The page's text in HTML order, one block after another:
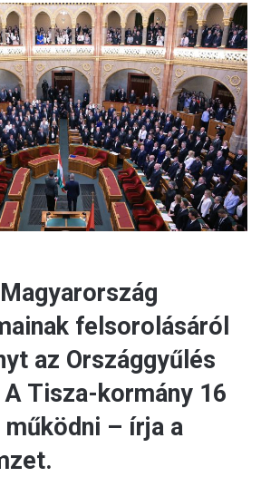
felsorolásáról
az Országgyűlés
Tisza-kormány 16
– írja a